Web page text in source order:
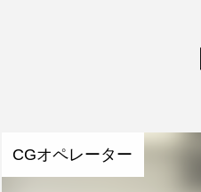
CGオペレーター